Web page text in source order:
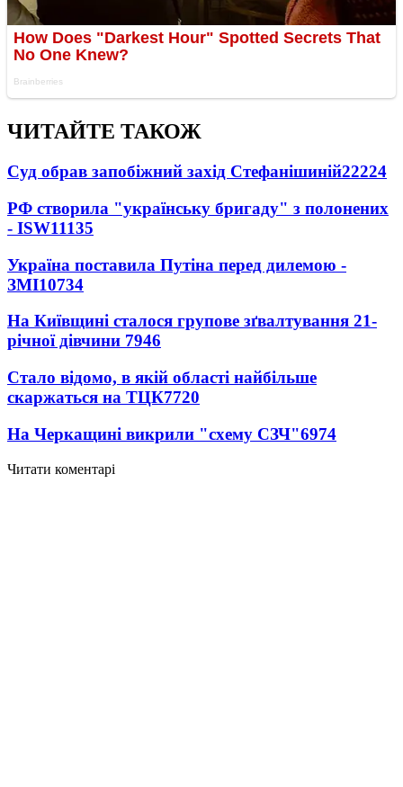
ЧИТАЙТЕ ТАКОЖ
Суд обрав запобіжний захід Стефанішиній22224
РФ створила "українську бригаду" з полонених
- ISW11135
Україна поставила Путіна перед дилемою -
ЗМІ10734
На Київщині сталося групове зґвалтування 21-
річної дівчини 7946
Стало відомо, в якій області найбільше
скаржаться на ТЦК7720
На Черкащині викрили "схему СЗЧ"6974
Читати коментарі